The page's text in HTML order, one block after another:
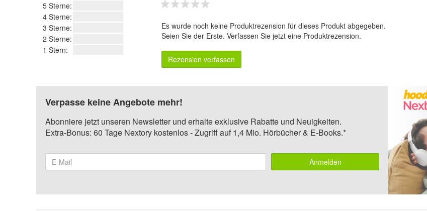
5 Sterne:
4 Sterne:
3 Sterne:
2 Sterne:
1 Stern:
Es wurde noch keine Produktrezension für dieses Produkt abgegeben.
Seien Sie der Erste. Verfassen Sie jetzt eine Produktrezension.
Rezension verfassen
Verpasse keine Angebote mehr!
Abonniere jetzt unseren Newsletter und erhalte exklusive Rabatte und Neuigkeiten.
Extra-Bonus: 60 Tage Nextory kostenlos - Zugriff auf 1,4 Mio. Hörbücher & E-Books.*
Anmelden